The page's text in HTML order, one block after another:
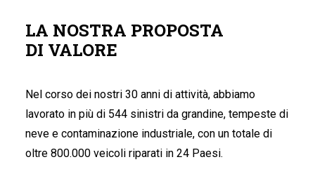
LA NOSTRA PROPOSTA
DI VALORE
Nel corso dei nostri 30 anni di attività, abbiamo
lavorato in più di 544 sinistri da grandine, tempeste di
neve e contaminazione industriale, con un totale di
oltre 800.000 veicoli riparati in 24 Paesi.